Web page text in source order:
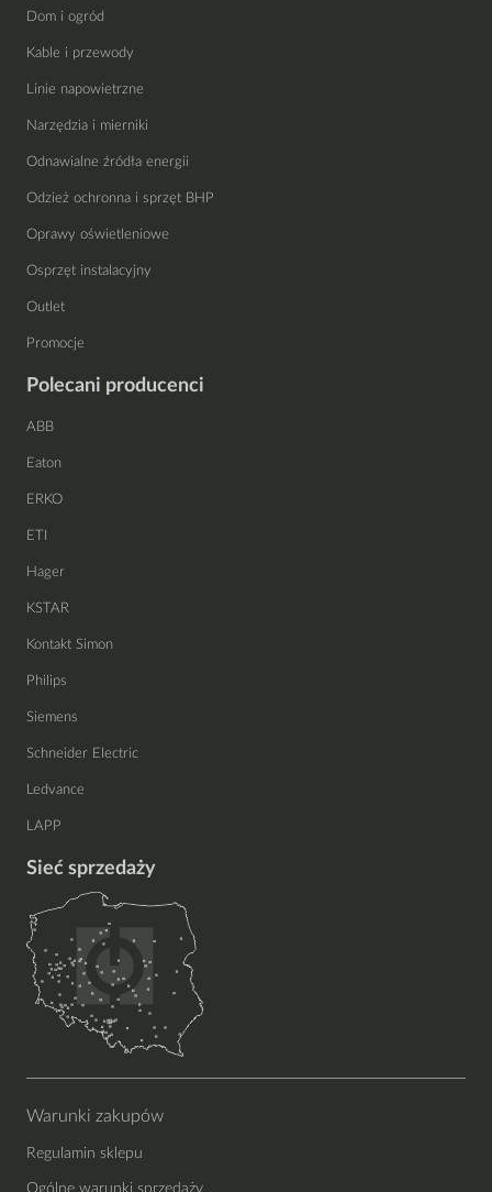
Dom i ogród
Kable i przewody
Linie napowietrzne
Narzędzia i mierniki
Odnawialne źródła energii
Odzież ochronna i sprzęt BHP
Oprawy oświetleniowe
Osprzęt instalacyjny
Outlet
Promocje
Polecani producenci
ABB
Eaton
ERKO
ETI
Hager
KSTAR
Kontakt Simon
Philips
Siemens
Schneider Electric
Ledvance
LAPP
Sieć sprzedaży
Warunki zakupów
Regulamin sklepu